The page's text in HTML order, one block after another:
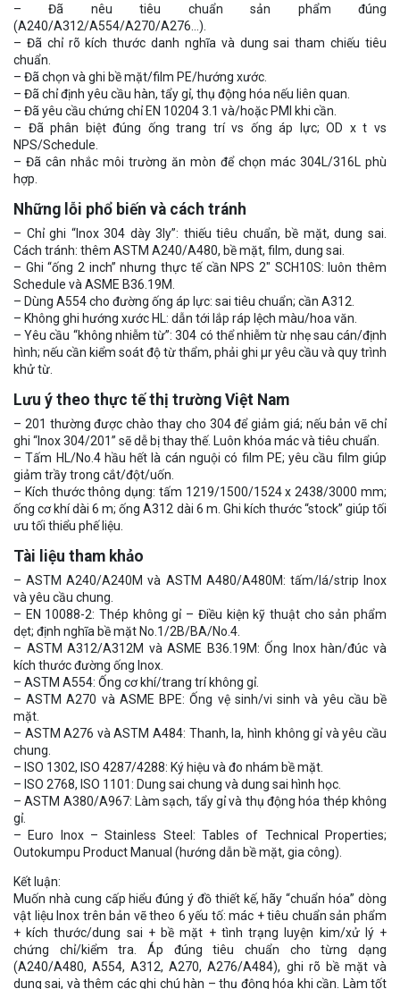
– Đã nêu tiêu chuẩn sản phẩm đúng
(A240/A312/A554/A270/A276…).
– Đã chỉ rõ kích thước danh nghĩa và dung sai tham chiếu tiêu
chuẩn.
– Đã chọn và ghi bề mặt/film PE/hướng xước.
– Đã chỉ định yêu cầu hàn, tẩy gỉ, thụ động hóa nếu liên quan.
– Đã yêu cầu chứng chỉ EN 10204 3.1 và/hoặc PMI khi cần.
– Đã phân biệt đúng ống trang trí vs ống áp lực; OD x t vs
NPS/Schedule.
– Đã cân nhắc môi trường ăn mòn để chọn mác 304L/316L phù
hợp.
Những lỗi phổ biến và cách tránh
– Chỉ ghi “Inox 304 dày 3ly”: thiếu tiêu chuẩn, bề mặt, dung sai.
Cách tránh: thêm ASTM A240/A480, bề mặt, film, dung sai.
– Ghi “ống 2 inch” nhưng thực tế cần NPS 2″ SCH10S: luôn thêm
Schedule và ASME B36.19M.
– Dùng A554 cho đường ống áp lực: sai tiêu chuẩn; cần A312.
– Không ghi hướng xước HL: dẫn tới lắp ráp lệch màu/hoa văn.
– Yêu cầu “không nhiễm từ”: 304 có thể nhiễm từ nhẹ sau cán/định
hình; nếu cần kiểm soát độ từ thẩm, phải ghi µr yêu cầu và quy trình
khử từ.
Lưu ý theo thực tế thị trường Việt Nam
– 201 thường được chào thay cho 304 để giảm giá; nếu bản vẽ chỉ
ghi “Inox 304/201” sẽ dễ bị thay thế. Luôn khóa mác và tiêu chuẩn.
– Tấm HL/No.4 hầu hết là cán nguội có film PE; yêu cầu film giúp
giảm trầy trong cắt/đột/uốn.
– Kích thước thông dụng: tấm 1219/1500/1524 x 2438/3000 mm;
ống cơ khí dài 6 m; ống A312 dài 6 m. Ghi kích thước “stock” giúp tối
ưu tối thiểu phế liệu.
Tài liệu tham khảo
– ASTM A240/A240M và ASTM A480/A480M: tấm/lá/strip Inox
và yêu cầu chung.
– EN 10088-2: Thép không gỉ – Điều kiện kỹ thuật cho sản phẩm
dẹt; định nghĩa bề mặt No.1/2B/BA/No.4.
– ASTM A312/A312M và ASME B36.19M: Ống Inox hàn/đúc và
kích thước đường ống Inox.
– ASTM A554: Ống cơ khí/trang trí không gỉ.
– ASTM A270 và ASME BPE: Ống vệ sinh/vi sinh và yêu cầu bề
mặt.
– ASTM A276 và ASTM A484: Thanh, la, hình không gỉ và yêu cầu
chung.
– ISO 1302, ISO 4287/4288: Ký hiệu và đo nhám bề mặt.
– ISO 2768, ISO 1101: Dung sai chung và dung sai hình học.
– ASTM A380/A967: Làm sạch, tẩy gỉ và thụ động hóa thép không
gỉ.
– Euro Inox – Stainless Steel: Tables of Technical Properties;
Outokumpu Product Manual (hướng dẫn bề mặt, gia công).
Kết luận:
Muốn nhà cung cấp hiểu đúng ý đồ thiết kế, hãy “chuẩn hóa” dòng
vật liệu Inox trên bản vẽ theo 6 yếu tố: mác + tiêu chuẩn sản phẩm
+ kích thước/dung sai + bề mặt + tình trạng luyện kim/xử lý +
chứng chỉ/kiểm tra. Áp đúng tiêu chuẩn cho từng dạng
(A240/A480, A554, A312, A270, A276/A484), ghi rõ bề mặt và
dung sai, và thêm các ghi chú hàn – thụ động hóa khi cần. Làm tốt